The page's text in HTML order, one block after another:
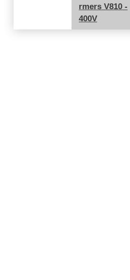
rmers V810 -
400V